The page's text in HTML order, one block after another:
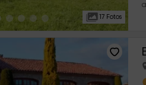
17 Fotos